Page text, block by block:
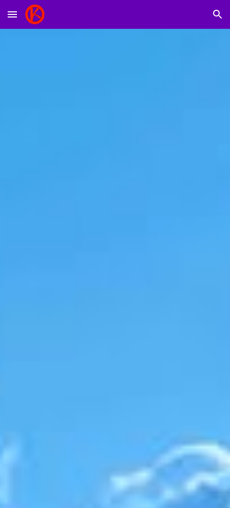
Skip to main content Skip to navigation